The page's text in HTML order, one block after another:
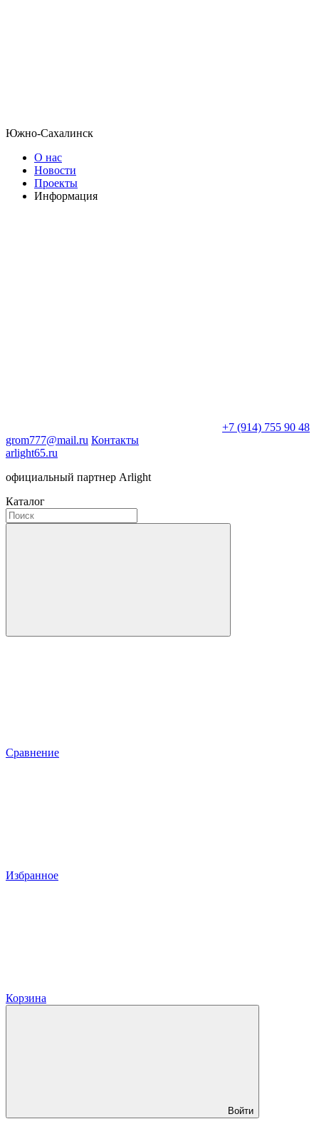
Южно-Сахалинск
О нас
Новости
Проекты
Информация
+7 (914) 755 90 48
grom777@mail.ru Контакты
arlight65.ru
официальный партнер Arlight
Каталог
Сравнение
Избранное
Корзина
Войти